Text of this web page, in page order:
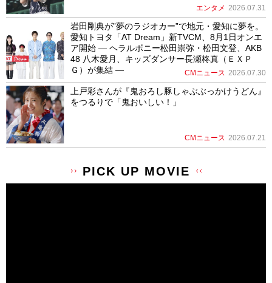
エンタメ 2026.07.31
岩田剛典が”夢のラジオカー”で地元・愛知に夢を。
愛知トヨタ「AT Dream」新TVCM、8月1日オンエ
ア開始 ― ヘラルボニー松田崇弥・松田文登、AKB
48 八木愛月、キッズダンサー長瀬柊真（ＥＸＰ
Ｇ）が集結 ―
CMニュース 2026.07.30
上戸彩さんが『鬼おろし豚しゃぶぶっかけうどん』
をつるりで「鬼おいしい！」
CMニュース 2026.07.21
PICK UP MOVIE